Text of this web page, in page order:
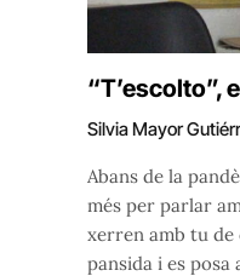
“T’escolto”,
Silvia Mayor
Abans de la
més per parlar
xerren amb tu de
pansida i es